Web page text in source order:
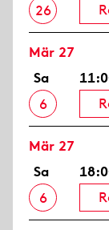
26
Mär 27
Sa
6
Mär 27
Sa
6